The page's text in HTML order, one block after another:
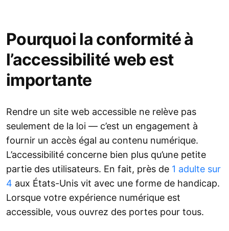
Pourquoi la conformité à
l’accessibilité web est
importante
Rendre un site web accessible ne relève pas
seulement de la loi — c’est un engagement à
fournir un accès égal au contenu numérique.
L’accessibilité concerne bien plus qu’une petite
partie des utilisateurs. En fait, près de 1 adulte sur
4 aux États-Unis vit avec une forme de handicap.
Lorsque votre expérience numérique est
accessible, vous ouvrez des portes pour tous.